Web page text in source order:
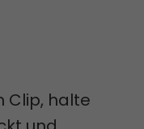
Clip, halte